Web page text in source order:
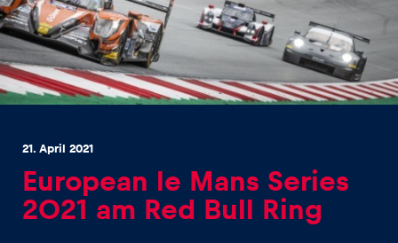
Events
Alle anzeigen
21. April 2021
European le Mans Series
2021 am Red Bull Ring